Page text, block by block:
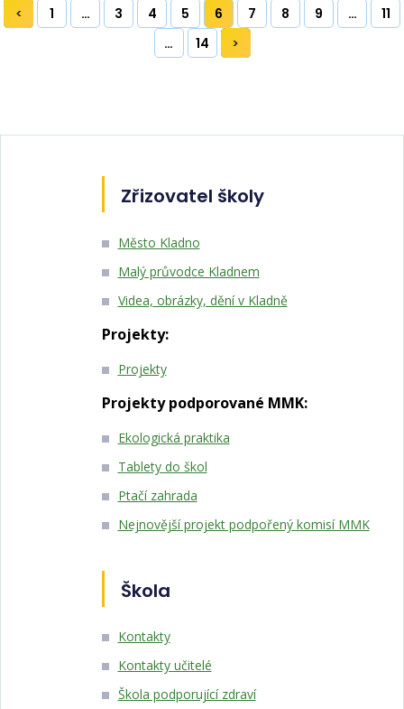
1 … 3 4 5 6 7 8 9 …
11
…
14
Zřizovatel školy
Město Kladno
Malý průvodce Kladnem
Videa, obrázky, dění v Kladně
Projekty:
Projekty
Projekty podporované MMK:
Ekologická praktika
Tablety do škol
Ptačí zahrada
Nejnovější projekt podpořený komisí MMK
Škola
Kontakty
Kontakty učitelé
Škola podporující zdraví